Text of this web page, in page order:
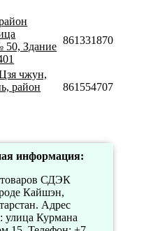
Здание
8613318706806
чжун,
район
8615547078877
информация:
СДЭК
Кайшэн,
Адрес
улица Курмана